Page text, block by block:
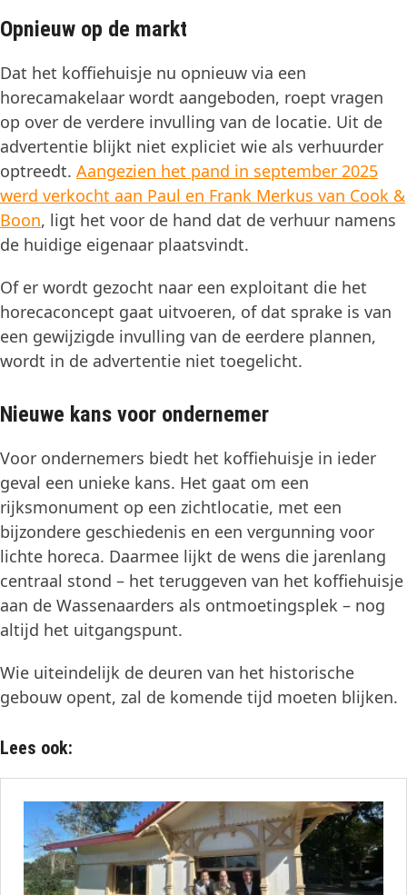
Opnieuw op de markt
Dat het koffiehuisje nu opnieuw via een
horecamakelaar wordt aangeboden, roept vragen
op over de verdere invulling van de locatie. Uit de
advertentie blijkt niet expliciet wie als verhuurder
optreedt. Aangezien het pand in september 2025
werd verkocht aan Paul en Frank Merkus van Cook &
Boon, ligt het voor de hand dat de verhuur namens
de huidige eigenaar plaatsvindt.
Of er wordt gezocht naar een exploitant die het
horecaconcept gaat uitvoeren, of dat sprake is van
een gewijzigde invulling van de eerdere plannen,
wordt in de advertentie niet toegelicht.
Nieuwe kans voor ondernemer
Voor ondernemers biedt het koffiehuisje in ieder
geval een unieke kans. Het gaat om een
rijksmonument op een zichtlocatie, met een
bijzondere geschiedenis en een vergunning voor
lichte horeca. Daarmee lijkt de wens die jarenlang
centraal stond – het teruggeven van het koffiehuisje
aan de Wassenaarders als ontmoetingsplek – nog
altijd het uitgangspunt.
Wie uiteindelijk de deuren van het historische
gebouw opent, zal de komende tijd moeten blijken.
Lees ook: